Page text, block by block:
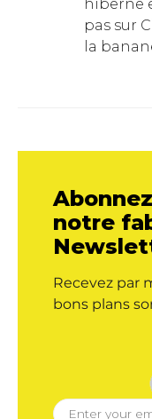
hiberne
pas sur
la
notre
Recevez par
bons plans